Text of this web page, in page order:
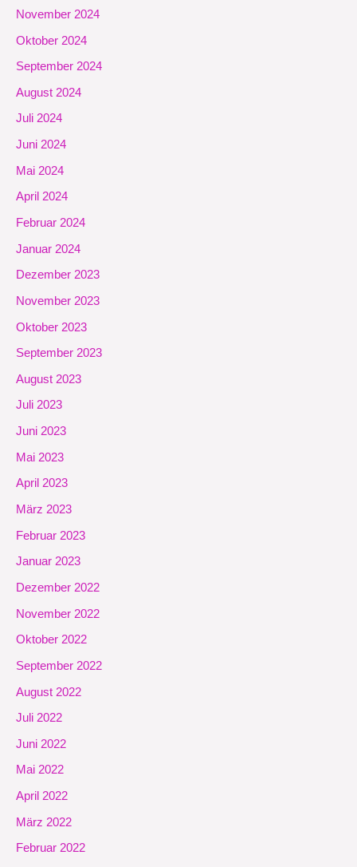
November 2024
Oktober 2024
September 2024
August 2024
Juli 2024
Juni 2024
Mai 2024
April 2024
Februar 2024
Januar 2024
Dezember 2023
November 2023
Oktober 2023
September 2023
August 2023
Juli 2023
Juni 2023
Mai 2023
April 2023
März 2023
Februar 2023
Januar 2023
Dezember 2022
November 2022
Oktober 2022
September 2022
August 2022
Juli 2022
Juni 2022
Mai 2022
April 2022
März 2022
Februar 2022